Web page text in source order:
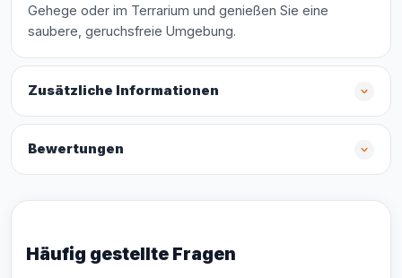
Gehege oder im Terrarium und genießen Sie eine
saubere, geruchsfreie Umgebung.
Zusätzliche Informationen
Bewertungen
Häufig gestellte Fragen